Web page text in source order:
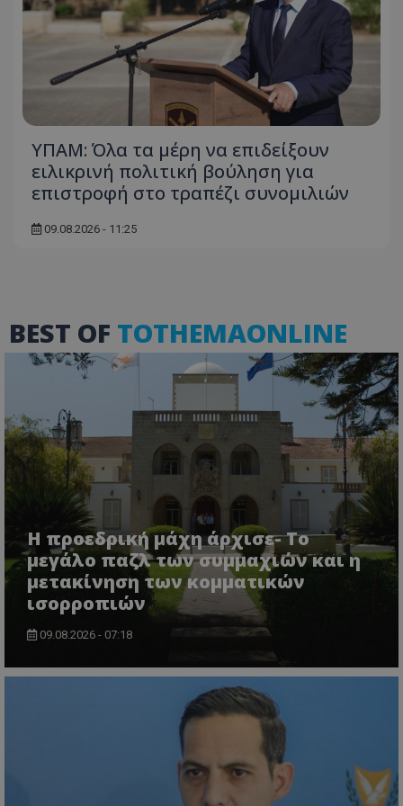
ΥΠΑΜ: Όλα τα μέρη να επιδείξουν
ειλικρινή πολιτική βούληση για
επιστροφή στο τραπέζι συνομιλιών
09.08.2026 - 11:25
BEST OF TOTHEMAONLINE
Η προεδρική μάχη άρχισε- Το
μεγάλο παζλ των συμμαχιών και η
μετακίνηση των κομματικών
ισορροπιών
09.08.2026 - 07:18
usprivacy
.lifenewscy.tothemaonline.com
ASP.NET_SessionId
Microsoft Corporation
VISITOR_PRIVACY_METADATA
YouTube
.youtube.com